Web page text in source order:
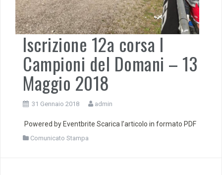
Iscrizione 12a corsa I
Campioni del Domani – 13
Maggio 2018
31 Gennaio 2018 admin
Powered by Eventbrite Scarica l’articolo in formato PDF
Comunicato Stampa